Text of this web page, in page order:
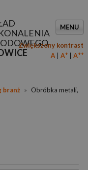
MENU
Zwiększony kontrast
A
A+ A++
branż »
Obróbka metali,